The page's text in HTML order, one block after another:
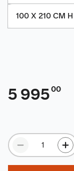
100 X 210 CM H
5 99500